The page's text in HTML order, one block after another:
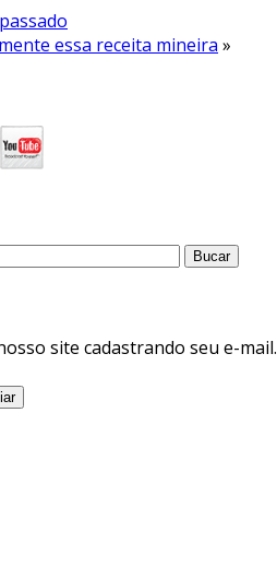
essa receita mineira »
site cadastrando seu e-mail.